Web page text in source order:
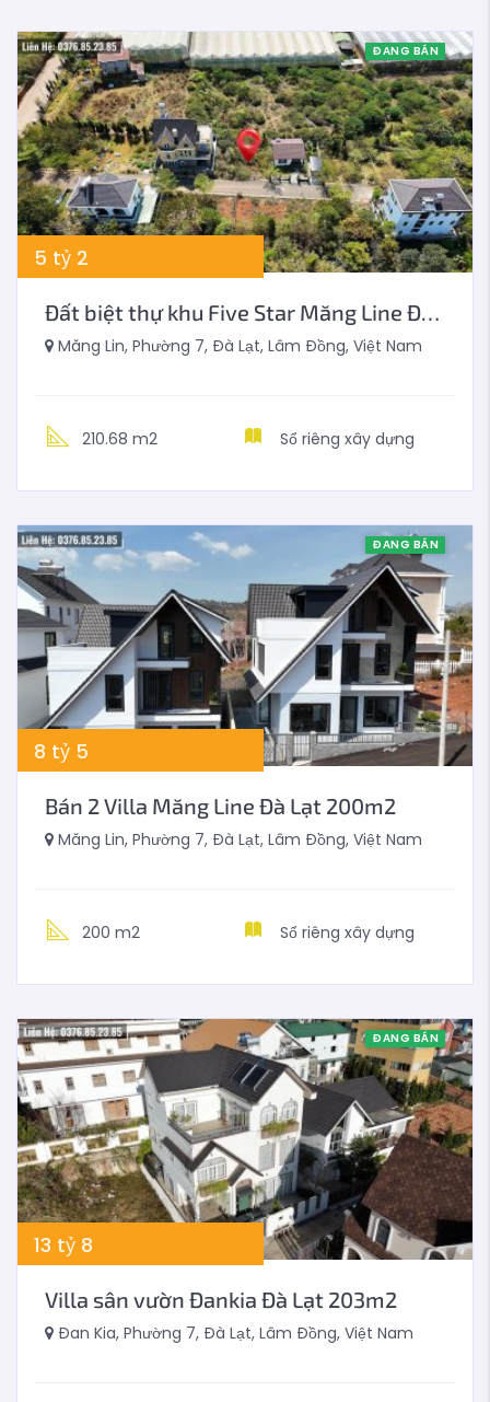
ĐANG BÁN
5 tỷ 2
Đất biệt thự khu Five Star Măng Line Đà Lạt 210m2
Măng Lin, Phường 7, Đà Lạt, Lâm Đồng, Việt Nam
210.68 m2 Sổ riêng xây dựng
ĐANG BÁN
8 tỷ 5
Bán 2 Villa Măng Line Đà Lạt 200m2
Măng Lin, Phường 7, Đà Lạt, Lâm Đồng, Việt Nam
200 m2 Sổ riêng xây dựng
ĐANG BÁN
13 tỷ 8
Villa sân vườn Đankia Đà Lạt 203m2
Đan Kia, Phường 7, Đà Lạt, Lâm Đồng, Việt Nam